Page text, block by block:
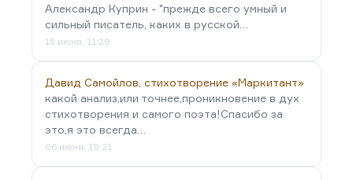
Александр Куприн - "прежде всего умный и
сильный писатель, каких в русской…
15 июня, 11:29
Давид Самойлов, стихотворение «Маркитант»
какой анализ,или точнее,проникновение в дух
стихотворения и самого поэта!Спасибо за
это,я это всегда…
06 июня, 19:21